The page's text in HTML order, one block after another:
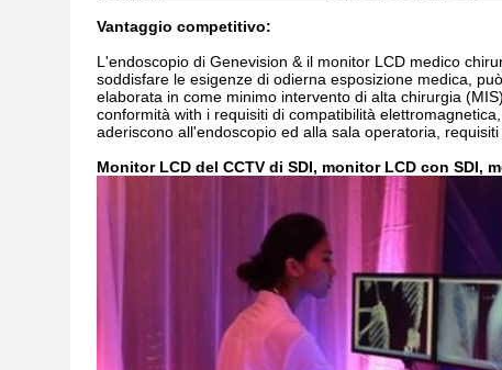
Vantaggio competitivo:
L'endoscopio di Genevision & il monitor LCD medico
soddisfare le esigenze di odierna esposizione medica,
elaborata in come minimo intervento di alta chirurgia
conformità with i requisiti di compatibilità
aderiscono all'endoscopio ed alla sala operatoria, requisiti
Monitor LCD del CCTV di SDI, monitor LCD con SDI,